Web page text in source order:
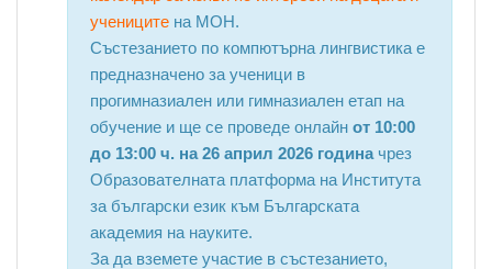
учениците на МОН.
Състезанието по компютърна лингвистика е
предназначено за ученици в
прогимназиален или гимназиален етап на
обучение и ще се проведе онлайн от 10:00
до 13:00 ч. на 26 април 2026 годиначрез
Образователната платформа на Института
за български език към Българската
академия на науките.
За да вземете участие в състезанието,